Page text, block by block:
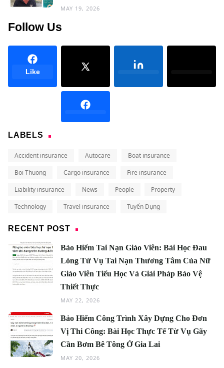
MAY 19, 2026
Follow Us
Like
LABELS
Accident insurance Autocare
Boat insurance
Boi Thuong
Cargo insurance
Fire insurance
Liability insurance
News People
Property
Technology
Travel insurance Tuyển Dụng
RECENT POST
Bảo Hiểm Tai Nạn Giáo Viên: Bài Học Đau
Lòng Từ Vụ Tai Nạn Thương Tâm Của Nữ
Giáo Viên Tiểu Học Và Giải Pháp Bảo Vệ
Thiết Thực
MAY 22, 2026
Bảo Hiểm Công Trình Xây Dựng Cho Đơn
Vị Thi Công: Bài Học Thực Tế Từ Vụ Gãy
Cần Bơm Bê Tông Ở Gia Lai
MAY 20, 2026